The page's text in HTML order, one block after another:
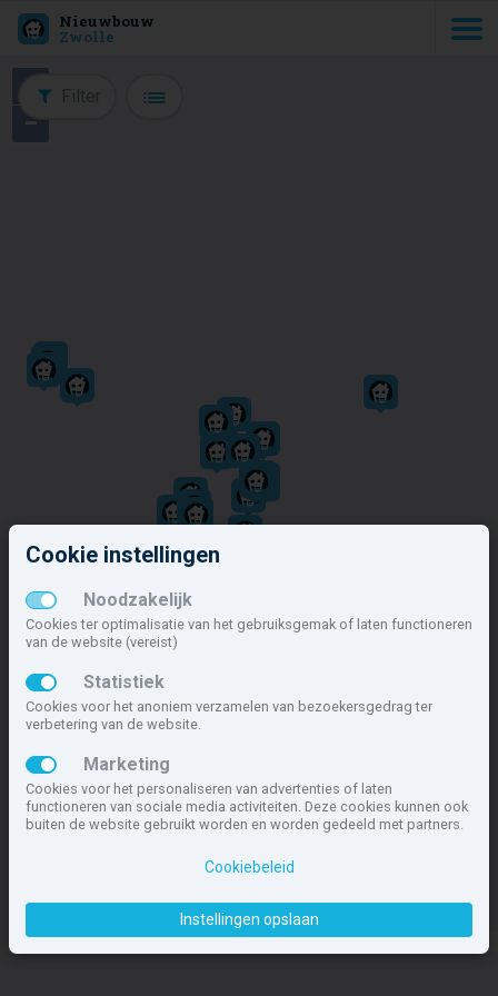
Nieuwbouw
Zwolle
Filter
+
−
© OpenStreetMap contributors
Cookie instellingen
Noodzakelijk
Cookies ter optimalisatie van het gebruiksgemak of laten functioneren
van de website (vereist)
Statistiek
Cookies voor het anoniem verzamelen van bezoekersgedrag ter
verbetering van de website.
Marketing
Cookies voor het personaliseren van advertenties of laten
functioneren van sociale media activiteiten. Deze cookies kunnen ook
buiten de website gebruikt worden en worden gedeeld met partners.
Cookiebeleid
Instellingen opslaan